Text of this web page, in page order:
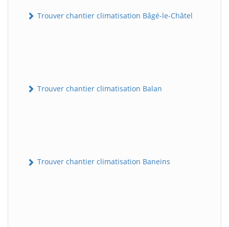
Trouver chantier climatisation Bâgé-le-Châtel
Trouver chantier climatisation Balan
Trouver chantier climatisation Baneins